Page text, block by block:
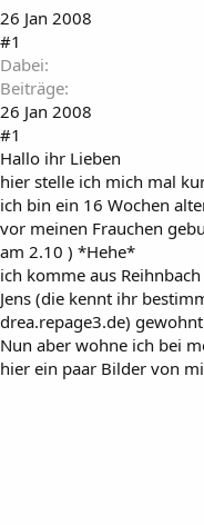
t
e
26 Jan 2008
#1
Dabei
Beiträge
26 Jan 2008
#1
Hallo ihr Lieben
hier stelle ich mich mal
ich bin ein 16 Wochen
vor meinen Frauchen
am 2.10 ) *Hehe*
ich komme aus
Jens (die kennt ihr
drea.repage3.de)
Nun aber wohne ich bei
hier ein paar Bilder von